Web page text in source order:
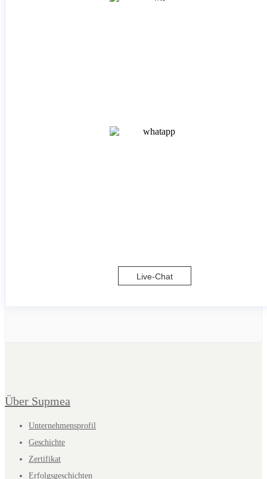
Live-Chat
Über Supmea
Unternehmensprofil
Geschichte
Zertifikat
Erfolgsgeschichten